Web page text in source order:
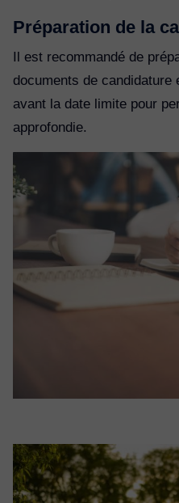
Préparation de la
Il est recommandé de
documents de candidature
avant la date limite pour
approfondie.